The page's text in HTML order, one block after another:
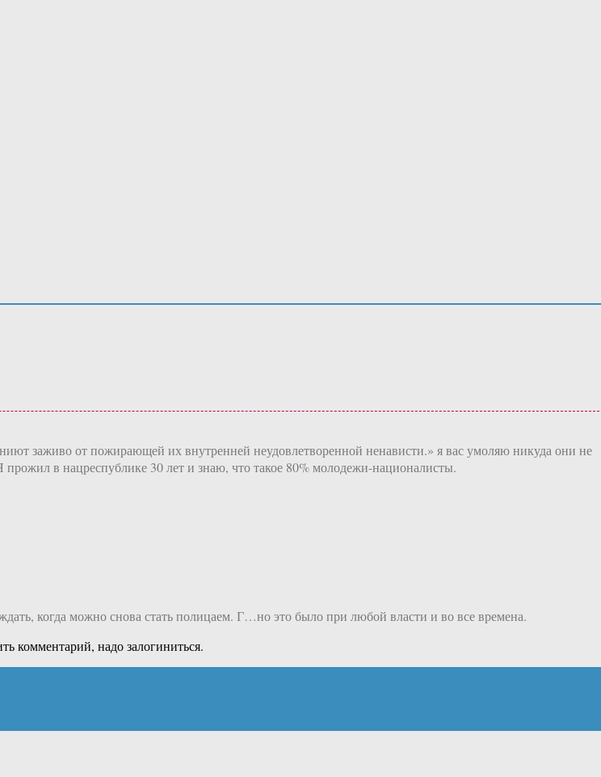
заживо от пожирающей их внутренней неудовлетворенной ненависти.» я вас умоляю никуда они не
прожил в нацреспублике 30 лет и знаю, что такое 80% молодежи-националисты.
когда можно снова стать полицаем. Г…но это было при любой власти и во все времена.
комментарий, надо залогиниться.